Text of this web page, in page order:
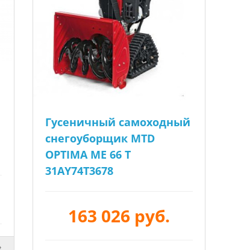
Гусеничный самоходный
снегоуборщик MTD
OPTIMA ME 66 T
31AY74T3678
163 026 руб.